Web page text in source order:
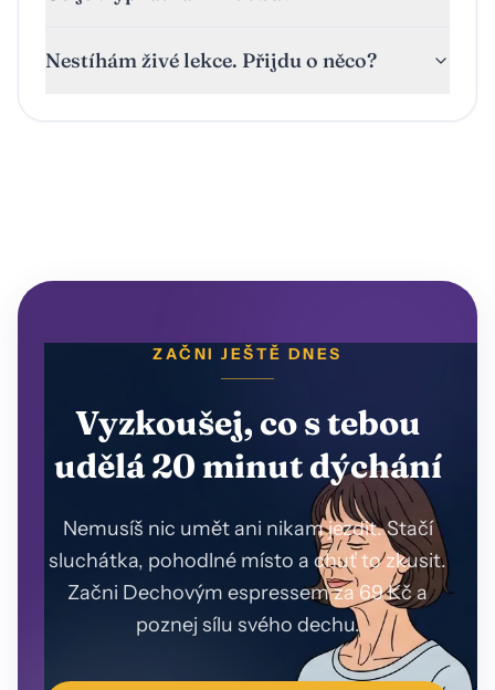
Nestíhám živé lekce. Přijdu o něco?
ZAČNI JEŠTĚ DNES
Vyzkoušej, co s tebou
udělá 20 minut dýchání
Nemusíš nic umět ani nikam jezdit. Stačí
sluchátka, pohodlné místo a chuť to zkusit.
Začni Dechovým espressem za 69 Kč a
poznej sílu svého dechu.